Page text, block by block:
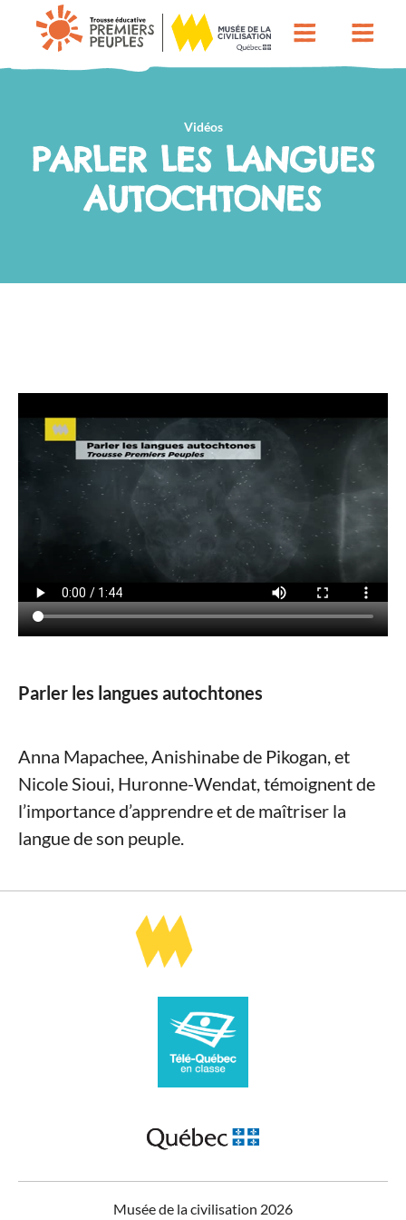
Vidéos
PARLER LES LANGUES
AUTOCHTONES
Parler les langues autochtones
Anna Mapachee, Anishinabe de Pikogan, et
Nicole Sioui, Huronne-Wendat, témoignent de
l’importance d’apprendre et de maîtriser la
langue de son peuple.
Musée de la civilisation 2026